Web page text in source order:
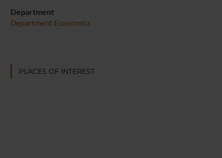
Department
Department Economics
PLACES OF INTEREST